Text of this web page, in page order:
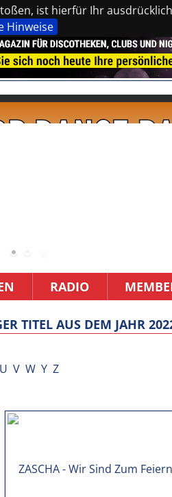
ist hierfür Ihr
Hinweise
RADIO
TITEL AUS DEM JAHR
U V W Y Z